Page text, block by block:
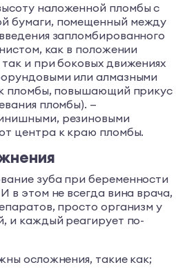
наложенной пломбы с
бумаги, помещенный между
запломбированного
как в положении
и при боковых движениях
или алмазными
пломбы, повышающий прикус
пломбы). —
резиновыми
центра к краю пломбы.
зуба при беременности
в этом не всегда вина врача,
просто организм у
и каждый реагирует по-
осложнения, такие как;